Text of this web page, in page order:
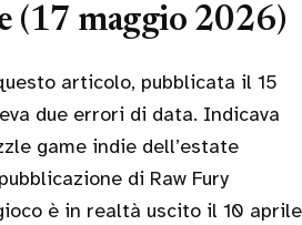
(17 maggio 2026)
articolo, pubblicata il 15
due errori di data. Indicava
game indie dell’estate
di Raw Fury
è in realtà uscito il 10 aprile